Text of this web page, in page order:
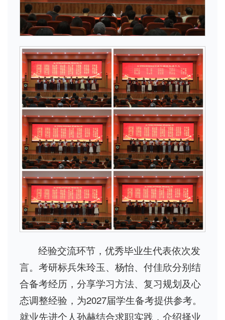
经验交流环节，优秀毕业生代表依次发
言。考研标兵朱玲玉、杨怡、付佳欣分别结
合备考经历，分享学习方法、复习规划及心
态调整经验，为2027届学生备考提供参考。
就业先进个人孙赫结合求职实践，介绍择业